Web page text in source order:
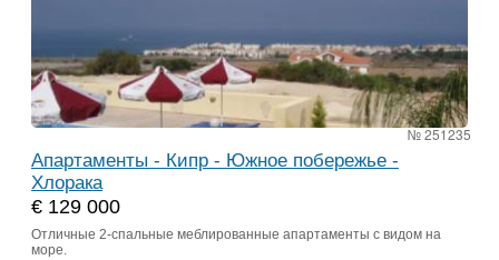
№ 251235
Апартаменты - Кипр - Южное побережье -
Хлорака
€ 129 000
Отличные 2-спальные меблированные апартаменты с видом на
море.